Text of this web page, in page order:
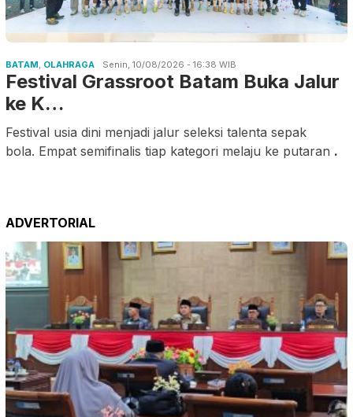
BATAM OLAHRAGA Senin, 10/08/2026 - 16:38 WIB
Festival Grassroot Batam Buka Jalur
ke K…
Festival usia dini menjadi jalur seleksi talenta sepak
bola. Empat semifinalis tiap kategori melaju ke putaran .
ADVERTORIAL